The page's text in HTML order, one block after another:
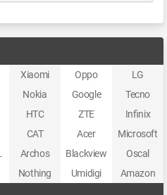
Xiaomi Oppo
LG
Nokia Google
Tecno
HTC ZTE
Infinix
CAT Acer
Microsoft
Archos Blackview
Oscal
Nothing Umidigi Amazon